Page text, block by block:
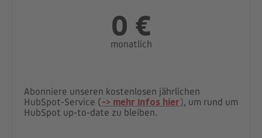
0 €
monatlich
Abonniere unseren kostenlosen jährlichen
HubSpot-Service (-> mehr Infos hier), um rund um
HubSpot up-to-date zu bleiben.